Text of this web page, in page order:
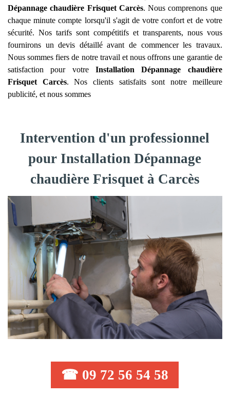
Dépannage chaudière Frisquet Carcès. Nous comprenons que
chaque minute compte lorsqu'il s'agit de votre confort et de votre
sécurité. Nos tarifs sont compétitifs et transparents, nous vous
fournirons un devis détaillé avant de commencer les travaux.
Nous sommes fiers de notre travail et nous offrons une garantie de
satisfaction pour votreInstallation Dépannage chaudière
Frisquet
Carcès. Nos clients satisfaits sont notre meilleure
publicité, et nous sommes
Intervention d'un professionnel
pour Installation Dépannage
chaudière Frisquet à Carcès
☎ 09 72 56 54 58